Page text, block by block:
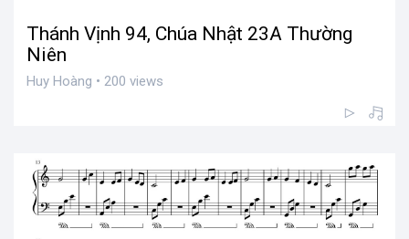
Thánh Vịnh 94, Chúa Nhật 23A Thường
Niên
Huy Hoàng • 200 views